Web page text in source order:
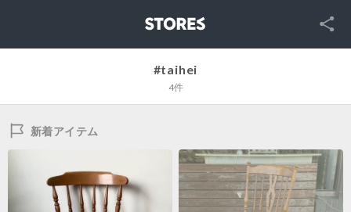
SNS
#taihei
4件
新着アイテム